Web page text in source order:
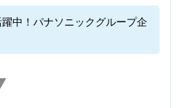
中！パナソニックグループ企